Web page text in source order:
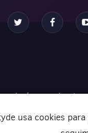
actuales de
proyectos de una forma
usa cookies